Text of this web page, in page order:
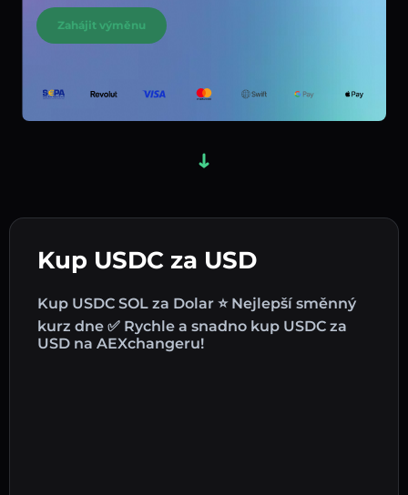
Kup USDC za USD
Kup USDC SOL za Dolar ⭐ Nejlepší směnný
kurz dne ✅ Rychle a snadno kup USDC za
USD na AEXchangeru!
Zahájit výměnu